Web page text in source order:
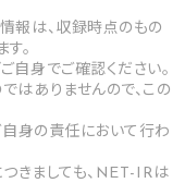
報は、収録時点のもの
。
自身でご確認ください。
はありませんので、この
身の責任において行わ
きましても、NET-IRは